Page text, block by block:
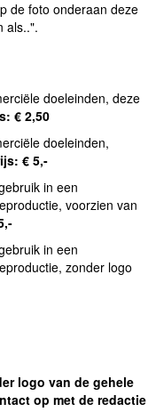
de foto onderaan deze
als..".
doeleinden, deze
€ 2,50
doeleinden,
€ 5,-
in een
voorzien van
in een
zonder logo
logo van de gehele
op met de redactie